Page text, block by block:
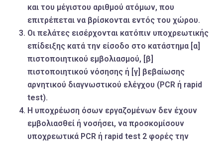
και του μέγιστου αριθμού ατόμων, που
επιτρέπεται να βρίσκονται εντός του χώρου.
Οι πελάτες εισέρχονται κατόπιν υποχρεωτικής
επίδειξης κατά την είσοδο στο κατάστημα [α]
πιστοποιητικού εμβολιασμού, [β]
πιστοποιητικού νόσησης ή [γ] βεβαίωσης
αρνητικού διαγνωστικού ελέγχου (PCR ή rapid
test).
Η υποχρέωση όσων εργαζομένων δεν έχουν
εμβολιασθεί ή νοσήσει, να προσκομίσουν
υποχρεωτικά PCR ή rapid test 2 φορές την